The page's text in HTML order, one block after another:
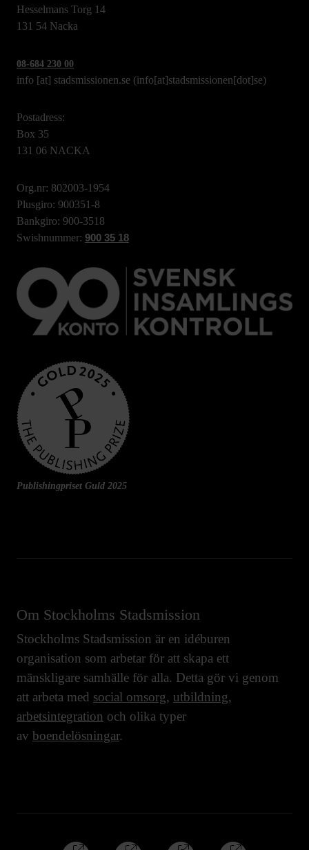
Hesselmans Torg 14
131 54 Nacka
08-684 230 00
info [at] stadsmissionen.se (info[at]stadsmissionen[dot]se)
Postadress:
Box 35
131 06 NACKA
Org.nr: 802003-1954
Plusgiro: 900351-8
Bankgiro: 900-3518
Swishnummer: 900 35 18
Publishingpriset Guld 2025
Om Stockholms Stadsmission
Stockholms Stadsmission är en idéburen
organisation som arbetar för att skapa ett
mänskligare samhälle för alla. Detta gör vi genom
att arbeta med social omsorg, utbildning,
arbetsintegration och olika typer
av boendelösningar.